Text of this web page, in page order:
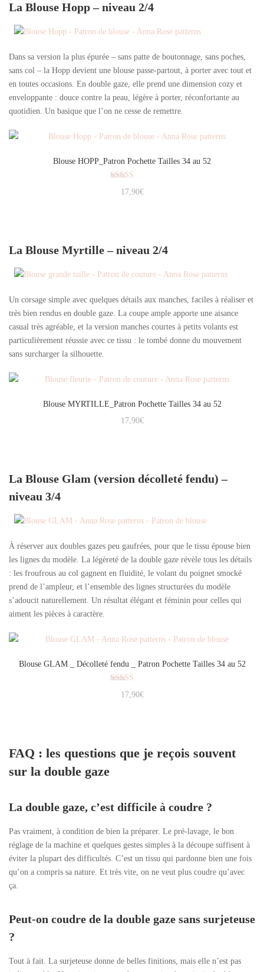
La Blouse Hopp – niveau 2/4
Dans sa version la plus épurée – sans patte de boutonnage, sans poches,
sans col – la Hopp devient une blouse passe-partout, à porter avec tout et
en toutes occasions. En double gaze, elle prend une dimension cozy et
enveloppante : douce contre la peau, légère à porter, réconfortante au
quotidien. Un basique que l’on ne cesse de remettre.
Blouse HOPP_Patron Pochette Tailles 34 au 52
Note
5.00
17,90€
La Blouse Myrtille – niveau 2/4
Un corsage simple avec quelques détails aux manches, faciles à réaliser et
très bien rendus en double gaze. La coupe ample apporte une aisance
casual très agréable, et la version manches courtes à petits volants est
particulièrement réussie avec ce tissu : le tombé donne du mouvement
sans surcharger la silhouette.
Blouse MYRTILLE_Patron Pochette Tailles 34 au 52
17,90€
La Blouse Glam (version décolleté fendu) –
niveau 3/4
À réserver aux doubles gazes peu gaufrées, pour que le tissu épouse bien
les lignes du modèle. La légèreté de la double gaze révèle tous les détails
: les froufrous au col gagnent en fluidité, le volant du poignet smocké
prend de l’ampleur, et l’ensemble des lignes structurées du modèle
s’adoucit naturellement. Un résultat élégant et féminin pour celles qui
aiment les pièces à caractère.
Blouse GLAM _ Décolleté fendu _ Patron Pochette Tailles 34 au 52
Note
5.00
17,90€
FAQ : les questions que je reçois souvent
sur la double gaze
La double gaze, c’est difficile à coudre ?
Pas vraiment, à condition de bien la préparer. Le pré-lavage, le bon
réglage de la machine et quelques gestes simples à la découpe suffisent à
éviter la plupart des difficultés. C’est un tissu qui pardonne bien une fois
qu’on a compris sa nature. Et très vite, on ne veut plus coudre qu’avec
ça.
Peut-on coudre de la double gaze sans surjeteuse
?
Tout à fait. La surjeteuse donne de belles finitions, mais elle n’est pas